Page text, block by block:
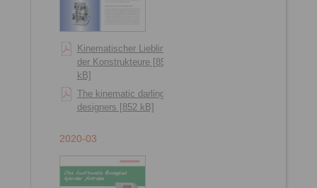
Kinematischer Liebling
der Konstrukteure [856
kB]
The kinematic darling of
designers [852 kB]
2020-03